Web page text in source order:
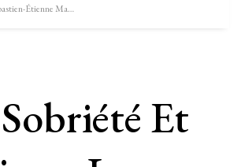
Sébastien-Étienne Marechal
Et